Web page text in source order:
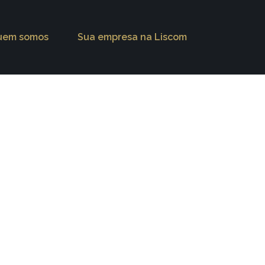
somos Sua empresa na Liscom